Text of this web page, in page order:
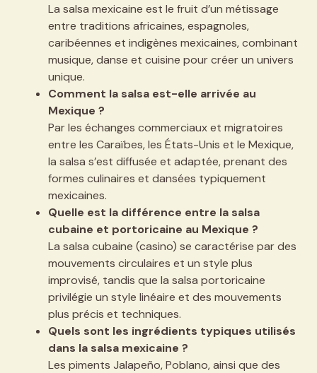
La salsa mexicaine est le fruit d’un métissage
entre traditions africaines, espagnoles,
caribéennes et indigènes mexicaines, combinant
musique, danse et cuisine pour créer un univers
unique.
Comment la salsa est-elle arrivée au
Mexique ?
Par les échanges commerciaux et migratoires
entre les Caraïbes, les États-Unis et le Mexique,
la salsa s’est diffusée et adaptée, prenant des
formes culinaires et dansées typiquement
mexicaines.
Quelle est la différence entre la salsa
cubaine et portoricaine au Mexique ?
La salsa cubaine (casino) se caractérise par des
mouvements circulaires et un style plus
improvisé, tandis que la salsa portoricaine
privilégie un style linéaire et des mouvements
plus précis et techniques.
Quels sont les ingrédients typiques utilisés
dans la salsa mexicaine ?
Les piments Jalapeño, Poblano, ainsi que des